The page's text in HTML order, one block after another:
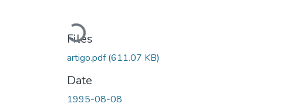
Loading...
Files
artigo.pdf(611.07 KB)
Date
1995-08-08